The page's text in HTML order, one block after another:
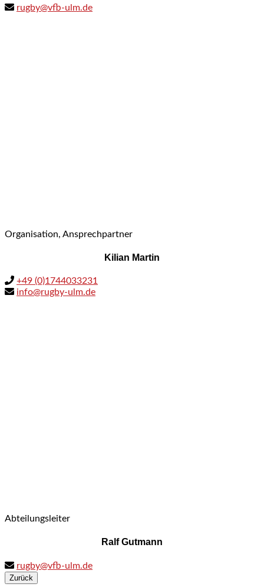
rugby@vfb-ulm.de
Organisation, Ansprechpartner
Kilian Martin
+49 (0)1744033231
info@rugby-ulm.de
Abteilungsleiter
Ralf Gutmann
rugby@vfb-ulm.de
Zurück